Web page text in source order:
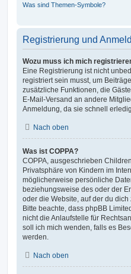
Was sind Themen-Symbole?
Registrierung und
Wozu muss ich mich
Eine Registrierung ist nicht
registriert sein musst, um
zusätzliche Funktionen, die
E-Mail-Versand an andere
Anmeldung, da sie schnell
Nach oben
Was ist COPPA?
COPPA, ausgeschrieben
Privatsphäre von Kindern im
möglicherweise persönliche
beziehungsweise des oder der
oder die Website, auf der du
Bitte beachte, dass phpBB
nicht die Anlaufstelle für
soll ich mich wenden, falls es
werden.
Nach oben